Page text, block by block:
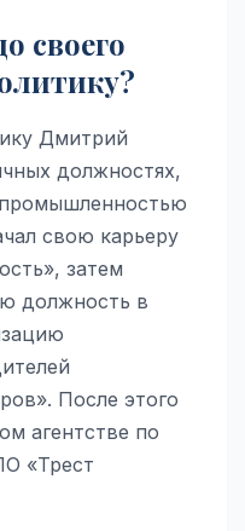
своего
Дмитрий
должностях,
свою карьеру
затем
должность в
После этого
агентстве по
«Трест